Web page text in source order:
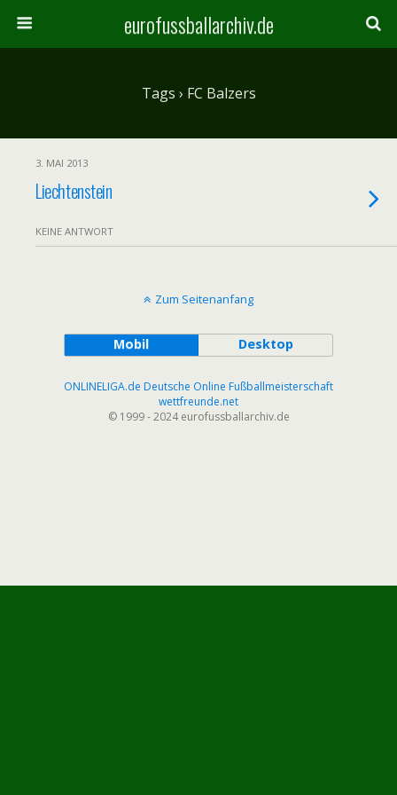
eurofussballarchiv.de
Tags › FC Balzers
3. MAI 2013
Liechtenstein
KEINE ANTWORT
Zum Seitenanfang
Mobil Desktop
ONLINELIGA.de Deutsche Online Fußballmeisterschaft
wettfreunde.net
© 1999 - 2024 eurofussballarchiv.de